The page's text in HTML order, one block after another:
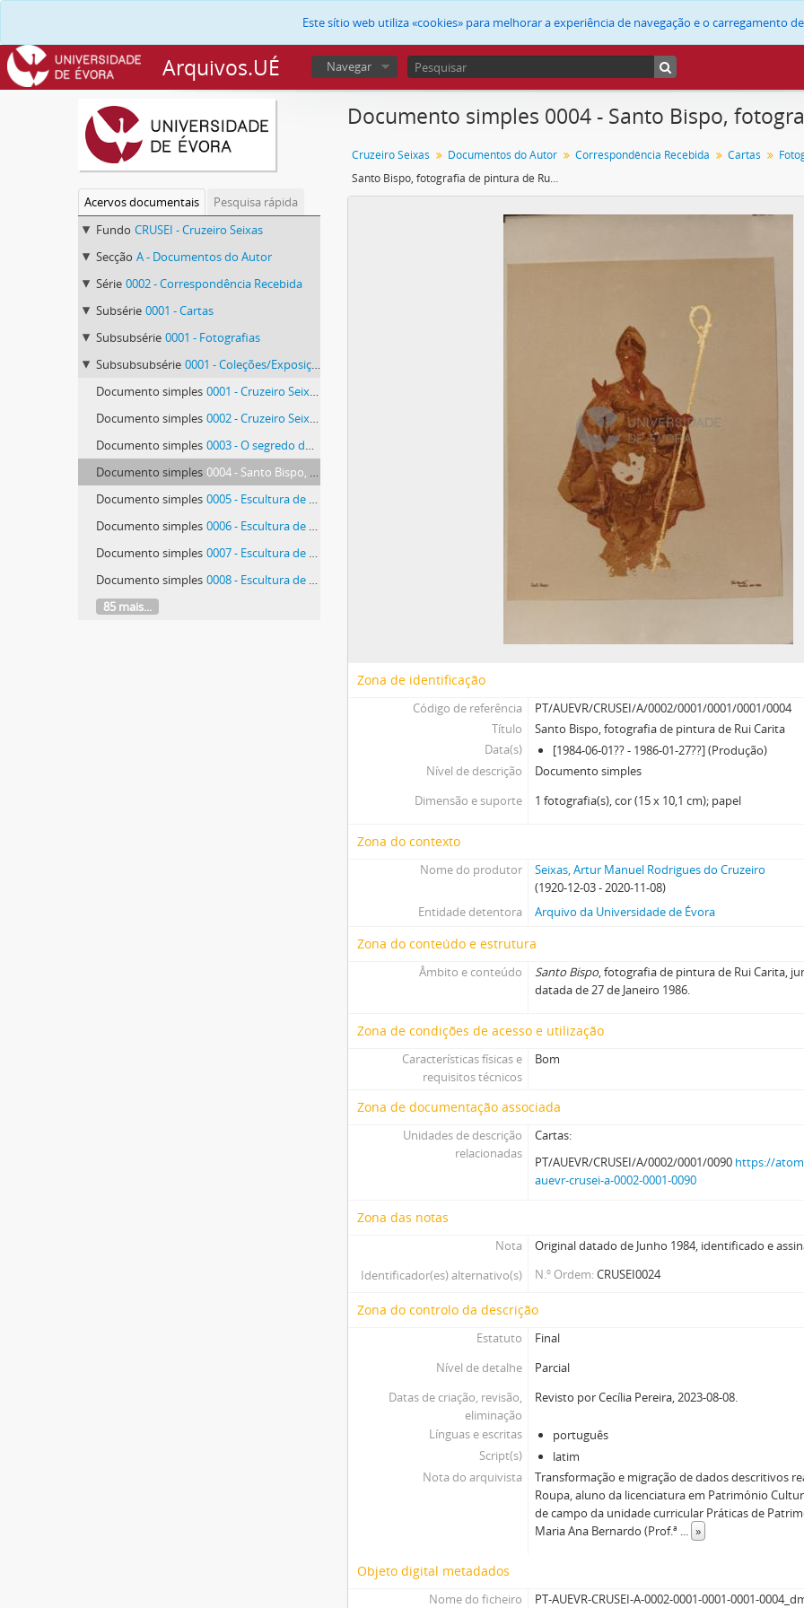
Este sítio web utiliza «cookies» para melhorar a experiência de navegação e o carregamento
Arquivos.UÉ Navegar
Acervos documentais
Pesquisa rápida
Fundo CRUSEI - Cruzeiro Seixas
Secção A - Documentos do Autor
Série 0002 - Correspondência Recebida
Subsérie 0001 - Cartas
Subsubsérie 0001 - Fotografias
Subsubsubsérie 0001 - Coleções/Exposições
Documento simples 0001 - Cruzeiro Seixas e amigos na inauguração da exposição em Famalicão
Documento simples 0002 - Cruzeiro Seixas e P. López-Barxas na inauguração da exposição em Famalicão
Documento simples 0003 - O segredo do 515, fotografia da obra de Lima de Freitas
Documento simples 0004 - Santo Bispo, fotografia de pintura de Rui Carita
Documento simples 0005 - Escultura de Isabel Meyrelles (não identificada)
Documento simples 0006 - Escultura de Isabel Meyrelles (não identificada)
Documento simples 0007 - Escultura de Isabel Meyrelles (não identificada)
Documento simples 0008 - Escultura de Isabel Meyrelles (não identificada)
85 mais...
Documento simples 0004 - Santo Bispo,
Cruzeiro Seixas Documentos do Autor Correspondência Recebida Cartas
Santo Bispo, fotografia de pintura de Rui Carita
Zona de identificação
Código de referência
PT/AUEVR/CRUSEI/A/0002/0001/0001/0001/0004
Título
Santo Bispo, fotografia de pintura de Rui Carita
Data(s)
[1984-06-01?? - 1986-01-27??] (Produção)
Nível de descrição
Documento simples
Dimensão e suporte
1 fotografia(s), cor (15 x 10,1 cm); papel
Zona do contexto
Nome do produtor
Seixas, Artur Manuel Rodrigues do Cruzeiro
(1920-12-03 - 2020-11-08)
Entidade detentora
Arquivo da Universidade de Évora
Zona do conteúdo e estrutura
Âmbito e conteúdo Santo Bispo, fotografia de pintura de Rui Carita,
datada de 27 de Janeiro 1986.
Zona de condições de acesso e utilização
Características físicas e
requisitos técnicos
Bom
Zona de documentação associada
Unidades de descrição
relacionadas
Cartas:
PT/AUEVR/CRUSEI/A/0002/0001/0090 https://
auevr-crusei-a-0002-0001-0090
Zona das notas
Nota
Original datado de Junho 1984, identificado e
Identificador(es) alternativo(s)
N.º Ordem CRUSEI0024
Zona do controlo da descrição
Estatuto
Final
Nível de detalhe
Parcial
Datas de criação, revisão,
eliminação
Revisto por Cecília Pereira, 2023-08-08.
Línguas e escritas
português
Script(s)
latim
Nota do arquivista
Transformação e migração de dados descritivos
Roupa, aluno da licenciatura em Património
de campo da unidade curricular Práticas de
Maria Ana Bernardo (Prof.ª ... »
Objeto digital metadados
Nome do ficheiro PT-AUEVR-CRUSEI-A-0002-0001-0001-0001-